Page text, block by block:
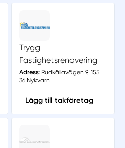
Trygg
Fastighetsrenovering
Adress:Rudkällavägen 9, 155
36 Nykvarn
Lägg till takföretag